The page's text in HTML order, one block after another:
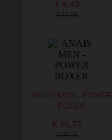
€ 9,43
€ 11,00
ANAIS MEN - POWER
BOXER
€ 16,57
€ 20,16